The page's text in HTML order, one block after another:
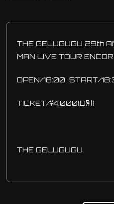
THE GELUGUGU 29th
MAN LIVE TOUR
OPEN/18:00 START/
TICKET/¥4,000(D別)
THE GELUGUGU